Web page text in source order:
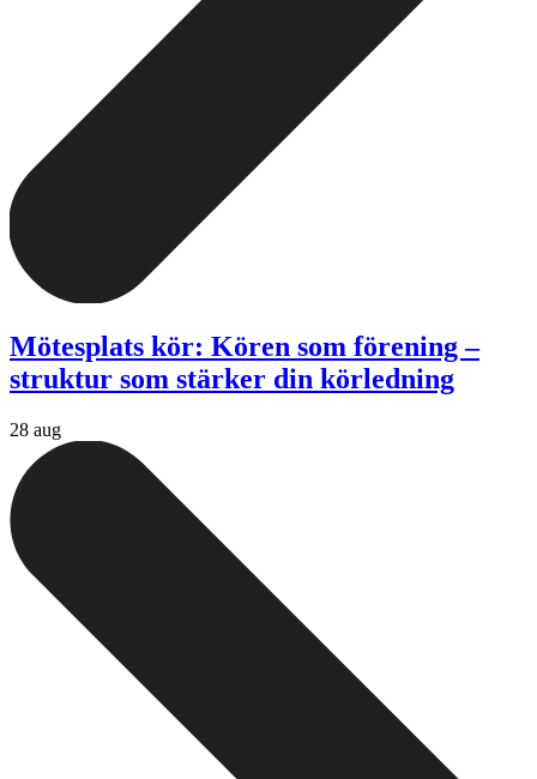
Mötesplats kör: Kören som förening –
struktur som stärker din körledning
28 aug